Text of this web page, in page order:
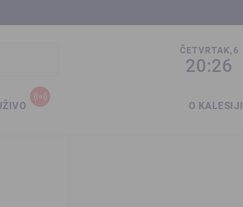
ČETVRTAK,6
20:26
O KALESIJI